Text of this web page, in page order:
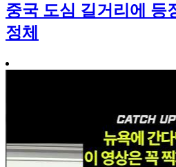
중국 도심 길거리에 등
정체